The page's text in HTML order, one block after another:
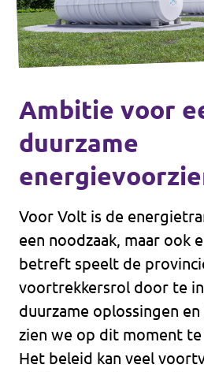
Ambitie voor
duurzame
Voor Volt is de
een noodzaak, maar ook
betreft speelt de
voortrekkersrol door te
duurzame oplossingen
zien we op dit moment
Het beleid kan veel